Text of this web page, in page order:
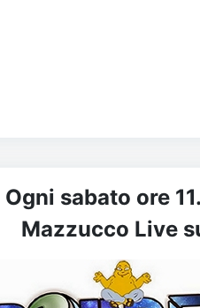
Ogni sabato ore
Mazzucco Live